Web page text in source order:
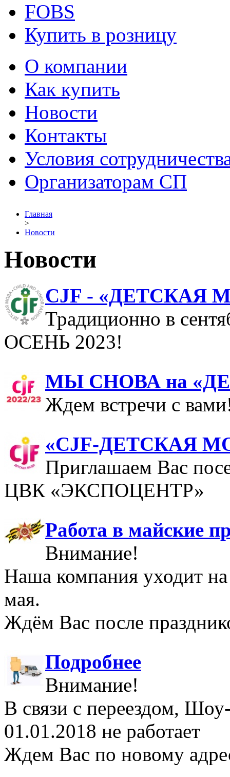
FOBS
Купить в розницу
О компании
Как купить
Новости
Контакты
Условия
Организаторам СП
Главная
>
Новости
Новости
CJF - «ДЕТСКАЯ
Традиционно в
ОСЕНЬ 2023!
МЫ СНОВА на
Ждем встречи с
«CJF-ДЕТСКАЯ
Приглашаем Вас
ЦВК «ЭКСПОЦЕНТР»
Работа в майские
Внимание!
Наша компания уходит
мая.
Ждём Вас после
Подробнее
Внимание!
В связи с переездом,
01.01.2018 не работает
Ждем Вас по новому